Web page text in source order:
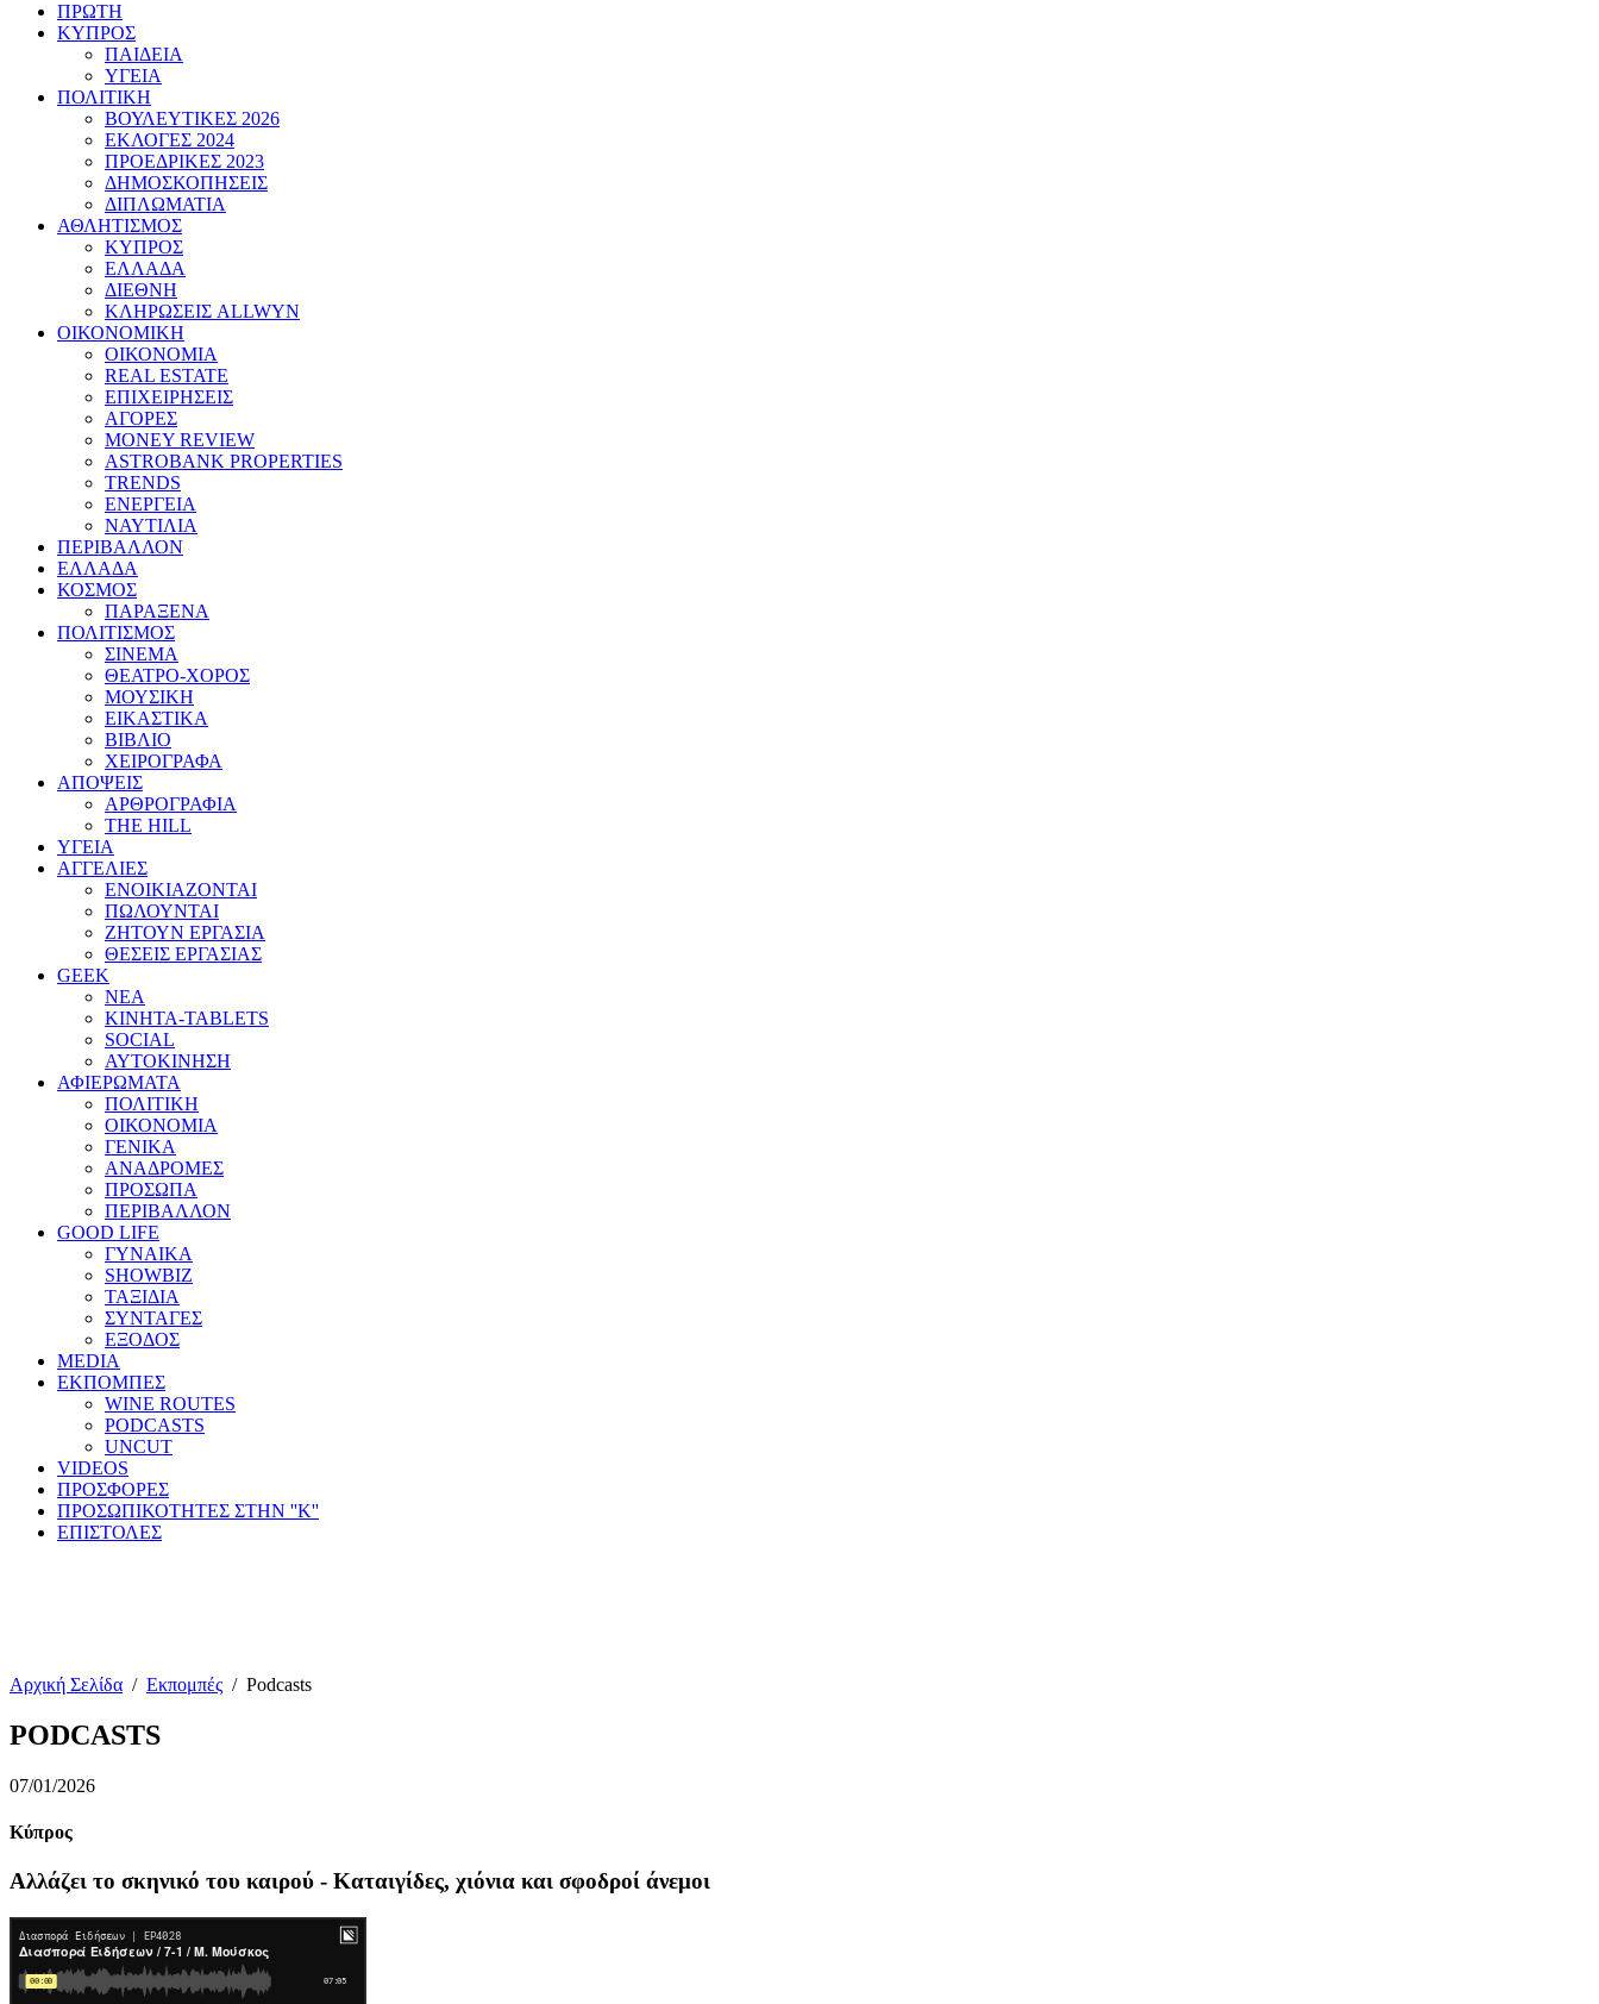
ΠΡΩΤΗ
ΚΥΠΡΟΣ
ΠΑΙΔΕΙΑ
ΥΓΕΙΑ
ΠΟΛΙΤΙΚΗ
ΒΟΥΛΕΥΤΙΚΕΣ 2026
ΕΚΛΟΓΕΣ 2024
ΠΡΟΕΔΡΙΚΕΣ 2023
ΔΗΜΟΣΚΟΠΗΣΕΙΣ
ΔΙΠΛΩΜΑΤΙΑ
ΑΘΛΗΤΙΣΜΟΣ
ΚΥΠΡΟΣ
ΕΛΛΑΔΑ
ΔΙΕΘΝΗ
ΚΛΗΡΩΣΕΙΣ ALLWYN
ΟΙΚΟΝΟΜΙΚΗ
ΟΙΚΟΝΟΜΙΑ
REAL ESTATE
ΕΠΙΧΕΙΡΗΣΕΙΣ
ΑΓΟΡΕΣ
MONEY REVIEW
ASTROBANK PROPERTIES
TRENDS
ΕΝΕΡΓΕΙΑ
ΝΑΥΤΙΛΙΑ
ΠΕΡΙΒΑΛΛΟΝ
ΕΛΛΑΔΑ
ΚΟΣΜΟΣ
ΠΑΡΑΞΕΝΑ
ΠΟΛΙΤΙΣΜΟΣ
ΣΙΝΕΜΑ
ΘΕΑΤΡΟ-ΧΟΡΟΣ
ΜΟΥΣΙΚΗ
ΕΙΚΑΣΤΙΚΑ
ΒΙΒΛΙΟ
ΧΕΙΡΟΓΡΑΦΑ
ΑΠΟΨΕΙΣ
ΑΡΘΡΟΓΡΑΦΙΑ
THE HILL
ΥΓΕΙΑ
ΑΓΓΕΛΙΕΣ
ΕΝΟΙΚΙΑΖΟΝΤΑΙ
ΠΩΛΟΥΝΤΑΙ
ΖΗΤΟΥΝ ΕΡΓΑΣΙΑ
ΘΕΣΕΙΣ ΕΡΓΑΣΙΑΣ
GEEK
ΝΕΑ
ΚΙΝΗΤΑ-TABLETS
SOCIAL
ΑΥΤΟΚΙΝΗΣΗ
ΑΦΙΕΡΩΜΑΤΑ
ΠΟΛΙΤΙΚΗ
ΟΙΚΟΝΟΜΙΑ
ΓΕΝΙΚΑ
ΑΝΑΔΡΟΜΕΣ
ΠΡΟΣΩΠΑ
ΠΕΡΙΒΑΛΛΟΝ
GOOD LIFE
ΓΥΝΑΙΚΑ
SHOWBIZ
ΤΑΞΙΔΙΑ
ΣΥΝΤΑΓΕΣ
ΕΞΟΔΟΣ
MEDIA
ΕΚΠΟΜΠΕΣ
WINE ROUTES
PODCASTS
UNCUT
VIDEOS
ΠΡΟΣΦΟΡΕΣ
ΠΡΟΣΩΠΙΚΟΤΗΤΕΣ ΣΤΗΝ ''Κ''
ΕΠΙΣΤΟΛΕΣ
Αρχική Σελίδα / Εκπομπές / Podcasts
PODCASTS
07/01/2026
Κύπρος
Αλλάζει το σκηνικό του καιρού - Καταιγίδες, χιόνια και σφοδροί άνεμοι